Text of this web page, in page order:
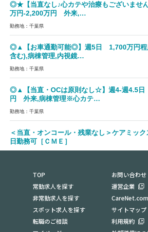
◎★【当直なし♪心カテや治療もございま
万円-2,200万円 外来,…
勤務地：千葉県
◎▲【お車通勤可能◎】週5日 1,700万円
含む),病棟管理,内視鏡…
勤務地：千葉県
◎▲【当直・OCは原則なし☆】週4-週4.5
円 外来,病棟管理※心カテ…
勤務地：千葉県
＜当直・オンコール・残業なし＞ケアミッ
日勤務可［ＣＭＥ］
TOP
常勤求人を探す
非常勤求人を探す
スポット求人を探す
転職のご相談
お問い合わせ
運営企業
CareNet.com
サイトマップ
利用規約